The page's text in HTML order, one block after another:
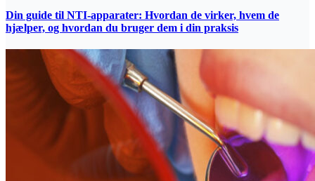
Din guide til NTI-apparater: Hvordan de virker, hvem de
hjælper, og hvordan du bruger dem i din praksis